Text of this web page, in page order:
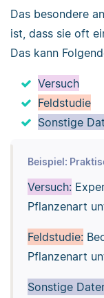
Das besondere
ist, dass sie oft
Das kann
Versuch
Feldstudie
Sonstige
Beispiel:
Versuch:
Pflanzenart
Feldstudie:
Pflanzenart
Sonstige